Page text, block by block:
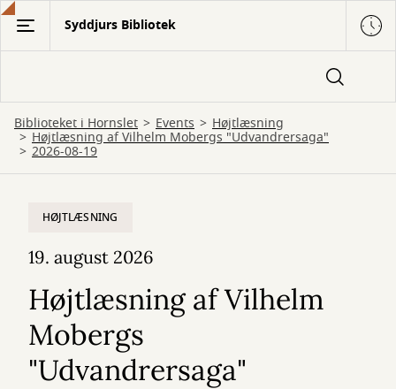
Gå
hovedindhold
Syddjurs Bibliotek
Biblioteket i Hornslet Events Højtlæsning
Højtlæsning af Vilhelm Mobergs "Udvandrersaga"
2026-08-19
HØJTLÆSNING
19. august 2026
Højtlæsning af Vilhelm
Mobergs
"Udvandrersaga"